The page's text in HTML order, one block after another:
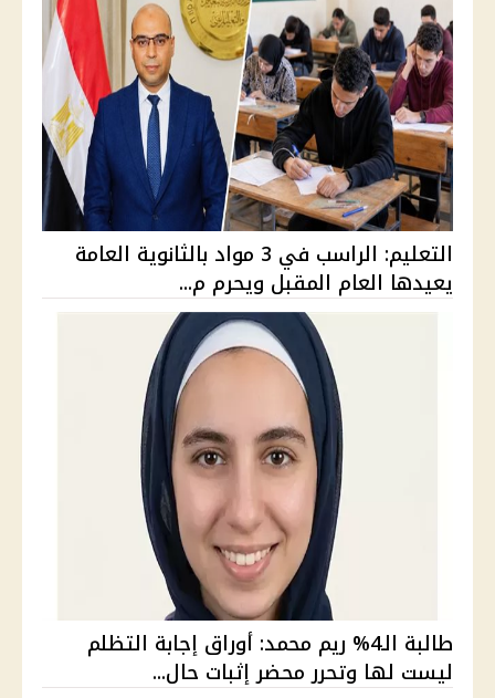
التعليم: الراسب في 3 مواد بالثانوية العامة
يعيدها العام المقبل ويحرم م...
طالبة الـ4% ريم محمد: أوراق إجابة التظلم
ليست لها وتحرر محضر إثبات حال...